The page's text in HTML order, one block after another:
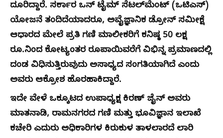
ದೂರಿದ್ದಾರೆ. ಸರ್ಕಾರ ಒನ್‌ ಟೈಮ್ ಸೆಟಲ್‌ಮೆಂಟ್ (ಒಟಿಎಸ್)
ಯೋಜನೆ ತಂದಿದೆಯಾದರೂ, ಅವೈಜ್ಞಾನಿಕ ಡ್ರೋನ್ ಸಮೀಕ್ಷೆ
ಆಧಾರದ ಮೇಲೆ ಪ್ರತಿ ಗಣಿ ಮಾಲೀಕರಿಗೆ ಕನಿಷ್ಠ 50 ಲಕ್ಷ
ರೂ.ನಿಂದ ಕೋಟ್ಯಂತರ ರೂಪಾಯಿವರೆಗೆ ವಿಭಿನ್ನ ಪ್ರಮಾಣದಲ್ಲಿ
ದಂಡ ವಿಧಿಸುತ್ತಿರುವುದು ಅಸಾಧ್ಯದ ಸಂಗತಿಯಾಗಿದೆ ಎಂದು
ಅವರು ಆಕ್ರೋಶ ಹೊರಹಾಕಿದ್ದಾರೆ.
ಇದೇ ವೇಳೆ ಒಕ್ಕೂಟದ ಉಪಾಧ್ಯಕ್ಷ ಕಿರಣ್ ಜೈನ್ ಅವರು
ಮಾತನಾಡಿ, ರಾಮನಗರದ ಗಣಿ ಮತ್ತು ಭೂವಿಜ್ಞಾನ ಇಲಾಖೆ
ಕಚೇರಿ ಎದುರು ಅಧಿಕಾರಿಗಳ ಕಿರುಕುಳ ತಾಳಲಾರದೆ ಲಾರಿ